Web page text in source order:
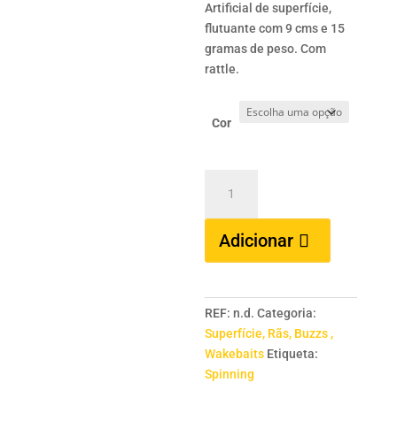
Artificial de superfície,
flutuante com 9 cms e 15
gramas de peso. Com
rattle.
Cor
YOKOZUNA
GFM
90T
9
cms
/
15
grs.
Adicionar
REF:n.d. Categoria:
Superfície, Rãs, Buzzs ,
Wakebaits Etiqueta:
Spinning